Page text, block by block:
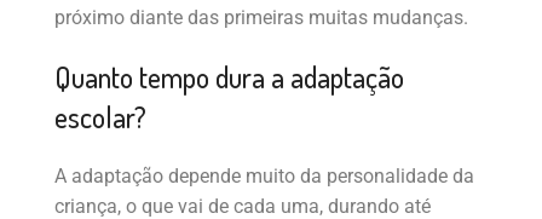
próximo diante das primeiras muitas mudanças.
Quanto tempo dura a adaptação
escolar?
A adaptação depende muito da personalidade da
criança, o que vai de cada uma, durando até